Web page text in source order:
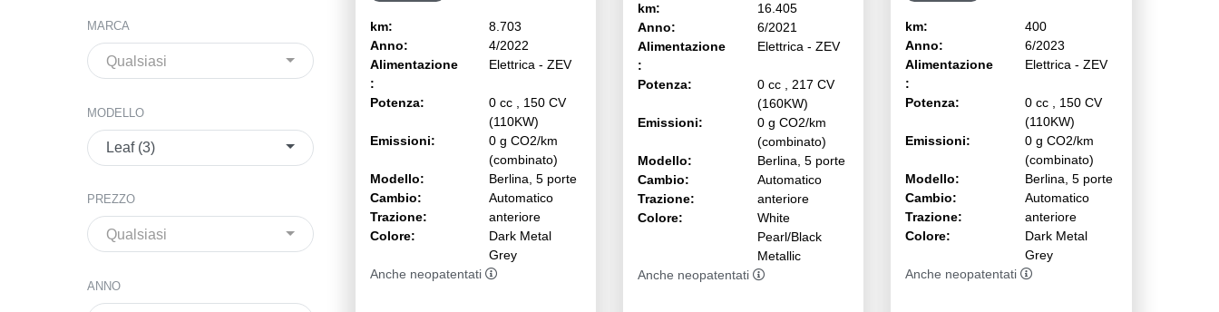
MARCA
Qualsiasi
MODELLO
Leaf (3)
PREZZO
Qualsiasi
ANNO
km:
8.703
Anno:
4/2022
Alimentazione
:
Elettrica - ZEV
Potenza:
0 cc , 150 CV
(110KW)
Emissioni:
0 g CO2/km
(combinato)
Modello:
Berlina, 5 porte
Cambio:
Automatico
Trazione:
anteriore
Colore:
Dark Metal
Grey
Anche neopatentati
km:
16.405
Anno:
6/2021
Alimentazione
:
Elettrica - ZEV
Potenza:
0 cc , 217 CV
(160KW)
Emissioni:
0 g CO2/km
(combinato)
Modello:
Berlina, 5 porte
Cambio:
Automatico
Trazione:
anteriore
Colore:
White
Pearl/Black
Metallic
Anche neopatentati
km:
400
Anno:
6/2023
Alimentazione
:
Elettrica - ZEV
Potenza:
0 cc , 150 CV
(110KW)
Emissioni:
0 g CO2/km
(combinato)
Modello:
Berlina, 5 porte
Cambio:
Automatico
Trazione:
anteriore
Colore:
Dark Metal
Grey
Anche neopatentati